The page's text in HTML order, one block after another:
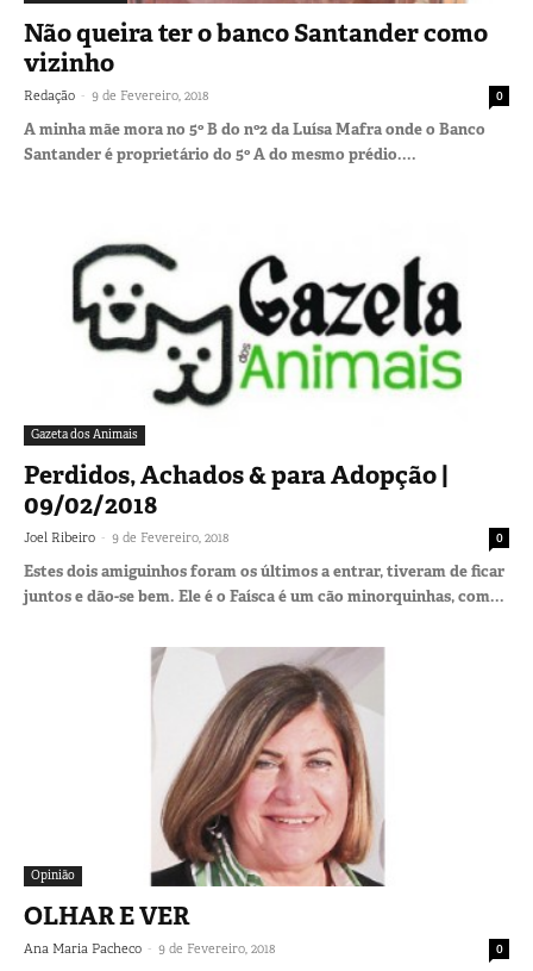
Não queira ter o banco Santander como
vizinho
Redação - 9 de Fevereiro, 2018 0
A minha mãe mora no 5º B do nº2 da Luísa Mafra onde o Banco
Santander é proprietário do 5º A do mesmo prédio....
Gazeta dos Animais
Perdidos, Achados & para Adopção |
09/02/2018
Joel Ribeiro - 9 de Fevereiro, 2018 0
Estes dois amiguinhos foram os últimos a entrar, tiveram de ficar
juntos e dão-se bem. Ele é o Faísca é um cão minorquinhas, com...
Opinião
OLHAR E VER
Ana Maria Pacheco - 9 de Fevereiro, 2018 0